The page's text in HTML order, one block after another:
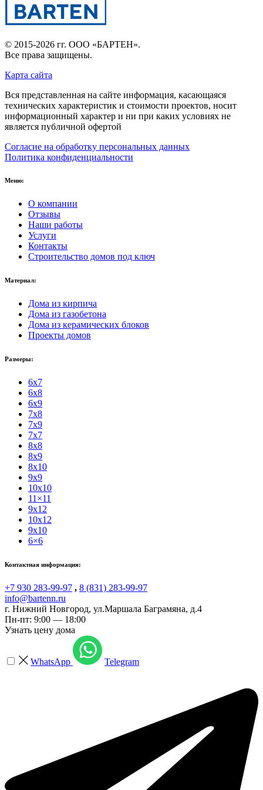
© 2015-2026 гг. ООО «БАРТЕН».
Все права защищены.
Карта сайта
Вся представленная на сайте информация, касающаяся
технических характеристик и стоимости проектов, носит
информационный характер и ни при каких условиях не
является публичной офертой
Согласие на обработку персональных данных
Политика конфиденциальности
Меню:
О компании
Отзывы
Наши работы
Услуги
Контакты
Строительство домов под ключ
Материал:
Дома из кирпича
Дома из газобетона
Дома из керамических блоков
Проекты домов
Размеры:
6x7
6x8
6x9
7x8
7x9
7x7
8x8
8x9
8x10
9x9
10x10
11×11
9x12
10x12
9x10
6×6
Контактная информация:
+7 930 283-99-97 , 8 (831) 283-99-97
info@bartenn.ru
г. Нижний Новгород, ул.Маршала Баграмяна, д.4
Пн-пт: 9:00 — 18:00
Узнать цену дома
WhatsApp Telegram